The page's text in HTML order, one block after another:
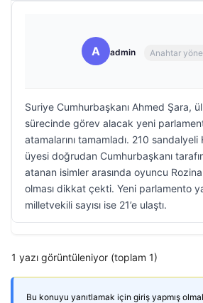
A admin Anahtar
Suriye Cumhurbaşkanı Ahmed Şara,
sürecinde görev alacak yeni
atamalarını tamamladı. 210 sandalyeli
üyesi doğrudan Cumhurbaşkanı
atanan isimler arasında oyuncu
olması dikkat çekti. Yeni parlamento
milletvekili sayısı ise 21’e ulaştı.
1 yazı görüntüleniyor (toplam 1)
Bu konuyu yanıtlamak için giriş yapmış